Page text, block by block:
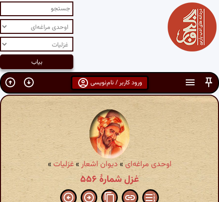
ورود کاربر / نام‌نویسی
اوحدی مراغه‌ای»دیوان اشعار»غزلیات »
غزل شمارهٔ ۵۵۶